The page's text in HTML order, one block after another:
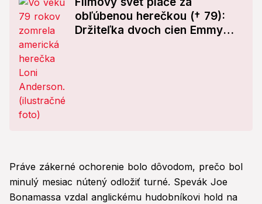
obľúbenou herečkou († 79):
Držiteľka dvoch cien Emmy
Práve zákerné ochorenie bolo dôvodom, prečo bol
minulý mesiac nútený odložiť turné. Spevák Joe
Bonamassa vzdal anglickému hudobníkovi hold na